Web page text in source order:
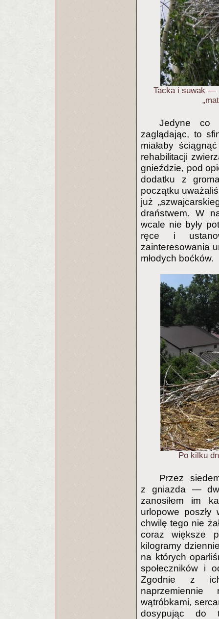
Tacka i suwak —
Jedyne co
zaglądając, to
miałaby
rehabilitacji
gnieździe, pod
dodatku z
początku
już
draństwem. W
wcale nie były
ręce i
zainteresowania
młodych boćków.
Po kilku
Przez
z gniazda —
zanosiłem im
urlopowe
chwilę tego nie
coraz większe
kilogramy
na których
społeczników i
Zgodnie z ich
naprzemiennie
wątróbkami,
dosypując do